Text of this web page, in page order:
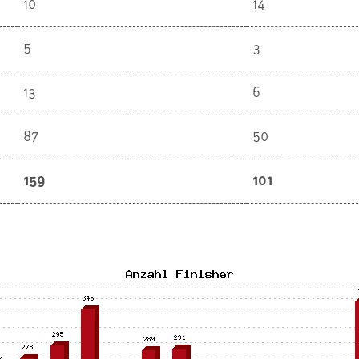
10 14
5 3
13 6
87 50
159 101